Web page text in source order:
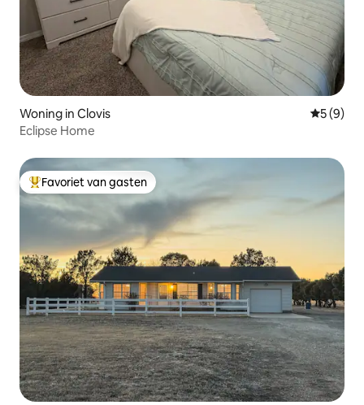
Woning in Clovis
5 (9)
Eclipse Home
Topfavoriet van gasten
Favoriet van gasten